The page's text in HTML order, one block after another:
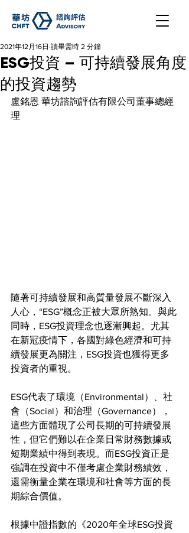
ESG投資 – 可持續發展角度
的投資趨勢
2021年12月16日 讀畢需時 2 分鐘
盧銘恩 華坊諮詢評估有限公司董事總經
理
隨著可持續發展和高質量發展不斷深入
人心，“ESG”概念正被大眾所熟知。與此
同時，ESG投資理念也逐漸興起。尤其
在新冠疫情下，各國對綠色經濟和可持
續發展更為關注，ESG投資也獲得更多
投資者的重視。
ESG代表了環境（Environmental）、社
會（Social）和治理（Governance），
這些方面體現了公司長期的可持續發展
性，但它們難以在企業日常財務數據或
短期業績中得到表現。而ESG投資正是
強調在投資中不僅考慮企業財務績效，
還需衡量企業在環境和社會等方面的長
期綜合價值。
根據中證指數的《2020年全球ESG投資